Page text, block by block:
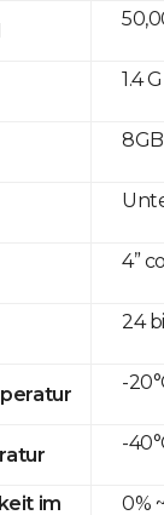
im
1.4
4”
24
-
-
0%